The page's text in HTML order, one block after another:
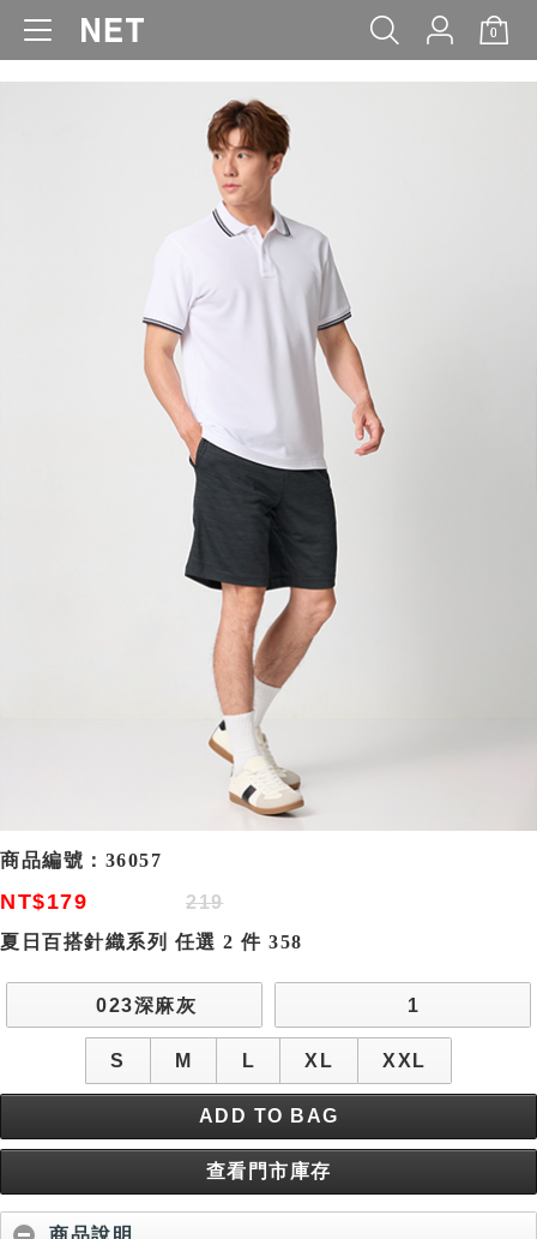
0
WOMEN MEN KIDS BABY
商品編號： 36057
NT$179
219
夏日百搭針織系列 任選 2 件 358
023深麻灰 1
S M L XL XXL
ADD TO BAG
查看門市庫存
商品說明